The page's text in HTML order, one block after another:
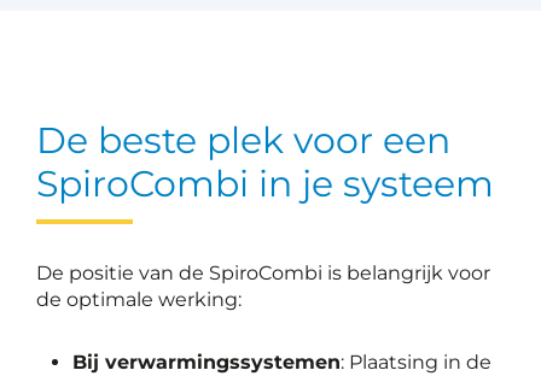
De beste plek voor een
SpiroCombi in je systeem
De positie van de SpiroCombi is belangrijk voor
de optimale werking:
Bij verwarmingssystemen: Plaatsing in de